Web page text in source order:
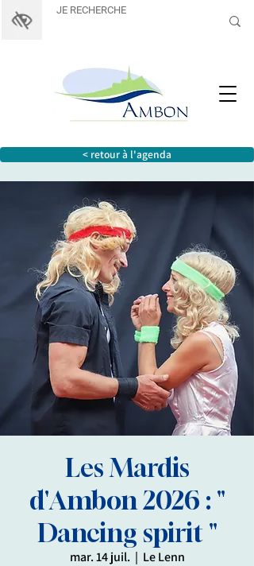
< retour à l'agenda
Les Mardis
d'Ambon 2026 : "
Dancing spirit "
mar. 14 juil.
  |
Le Lenn